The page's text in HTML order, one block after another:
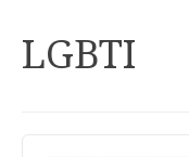
Tag:
LGBTI